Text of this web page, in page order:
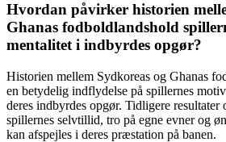
Hvordan påvirker historien
Ghanas fodboldlandshold
mentalitet i indbyrdes opgør?
Historien mellem Sydkoreas og Ghanas
en betydelig indflydelse på spillernes
deres indbyrdes opgør. Tidligere
spillernes selvtillid, tro på egne evner og
kan afspejles i deres præstation på banen.